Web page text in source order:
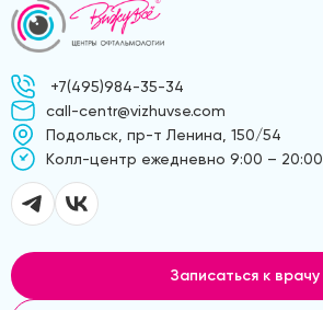
+7(495)984-35-34
call-centr@vizhuvse.com
Подольск, пр-т Ленина, 150/54
Kолл-центр ежедневно 9:00 – 20:00
Записаться к врачу